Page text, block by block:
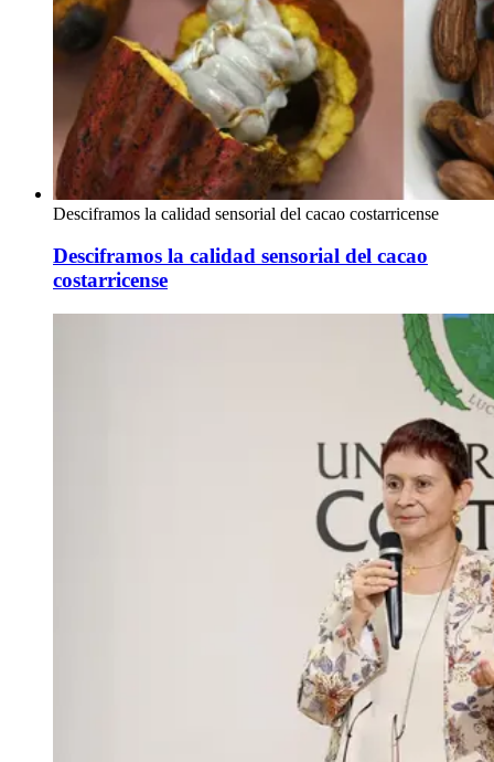
Desciframos la calidad sensorial del cacao costarricense
Desciframos la calidad sensorial del cacao
costarricense